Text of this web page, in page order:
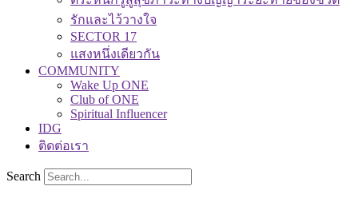
รักและไว้วางใจ
SECTOR 17
แสงหนึ่งเดียวกัน
COMMUNITY
Wake Up ONE
Club of ONE
Spiritual Influencer
IDG
ติดต่อเรา
Search